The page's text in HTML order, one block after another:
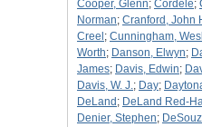
Cooper, Glenn; Cordele;
Norman; Cranford, John
Creel ; Cunningham,
Worth; Danson, Elwyn;
James; Davis, Edwin;
Davis, W. J.; Day;
DeLand ; DeLand Red-
Denier, Stephen;